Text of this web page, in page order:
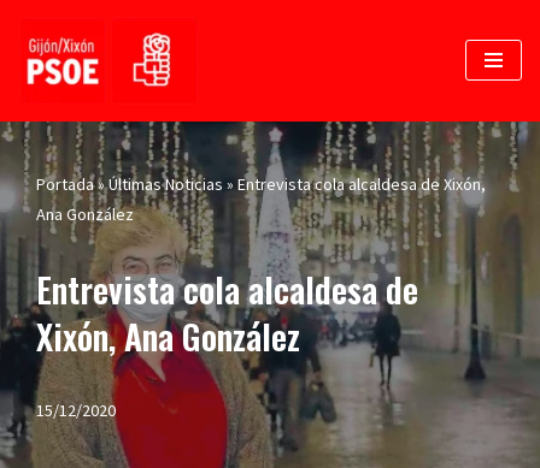
Saltar
contenido
Portada»Últimas Noticias » Entrevista cola alcaldesa de Xixón,
Ana González
Entrevista cola alcaldesa de
Xixón, Ana González
15/12/2020